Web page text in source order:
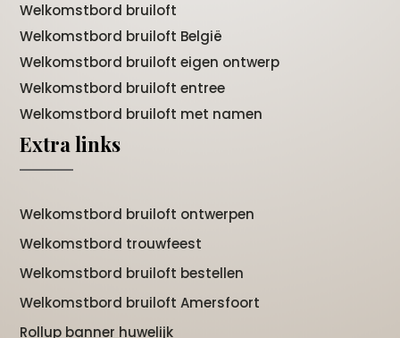
Welkomstbord bruiloft
Welkomstbord bruiloft België
Welkomstbord bruiloft eigen ontwerp
Welkomstbord bruiloft entree
Welkomstbord bruiloft met namen
Extra links
Welkomstbord bruiloft ontwerpen
Welkomstbord trouwfeest
Welkomstbord bruiloft bestellen
Welkomstbord bruiloft Amersfoort
Rollup banner huwelijk